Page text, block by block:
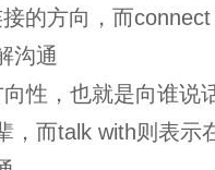
的方向，而
沟通
性，也就是向谁说
，而talk with则表示